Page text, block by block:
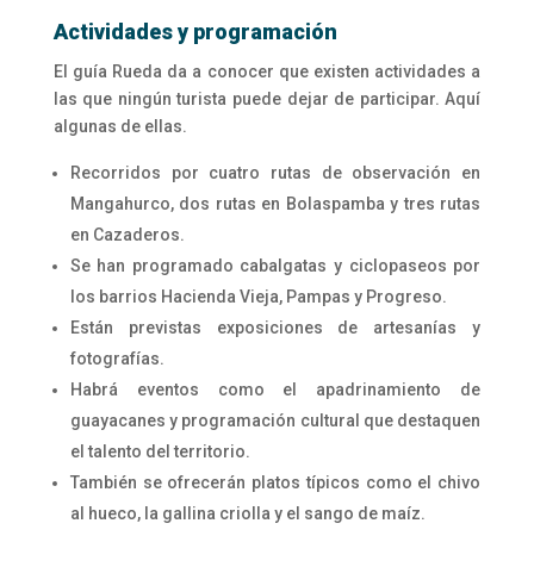
Actividades y programación
El guía Rueda da a conocer que existen actividades a
las que ningún turista puede dejar de participar. Aquí
algunas de ellas.
Recorridos por cuatro rutas de observación en
Mangahurco, dos rutas en Bolaspamba y tres rutas
en Cazaderos.
Se han programado cabalgatas y ciclopaseos por
los barrios Hacienda Vieja, Pampas y Progreso.
Están previstas exposiciones de artesanías y
fotografías.
Habrá eventos como el apadrinamiento de
guayacanes y programación cultural que destaquen
el talento del territorio.
También se ofrecerán platos típicos como el chivo
al hueco, la gallina criolla y el sango de maíz.